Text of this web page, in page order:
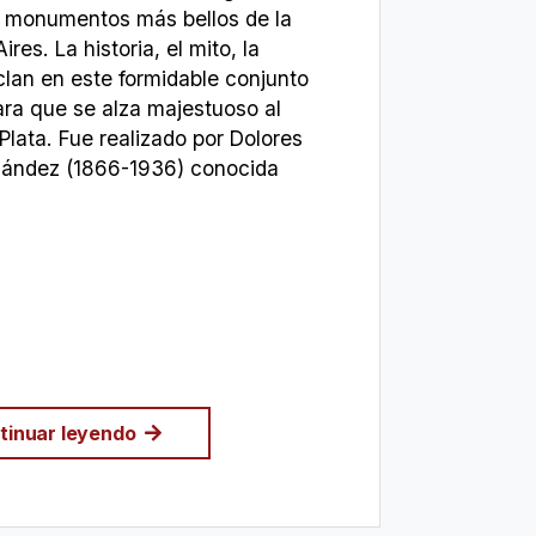
más bellos de la
La historia, el mito, la
en este formidable conjunto
que se alza majestuoso al
Fue realizado por Dolores
(1866-1936) conocida
leyendo